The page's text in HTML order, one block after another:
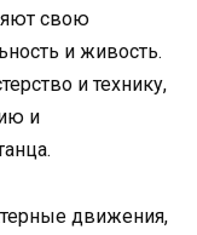
свою
и живость.
и технику,
и
движения,